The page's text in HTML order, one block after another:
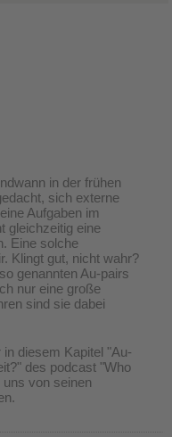
in der frühen
sich externe
Aufgaben im
gleichzeitig eine
Eine solche
Klingt gut, nicht wahr?
genannten Au-pairs
nur eine große
sind sie dabei
diesem Kapitel "Au-
des podcast "Who
von seinen